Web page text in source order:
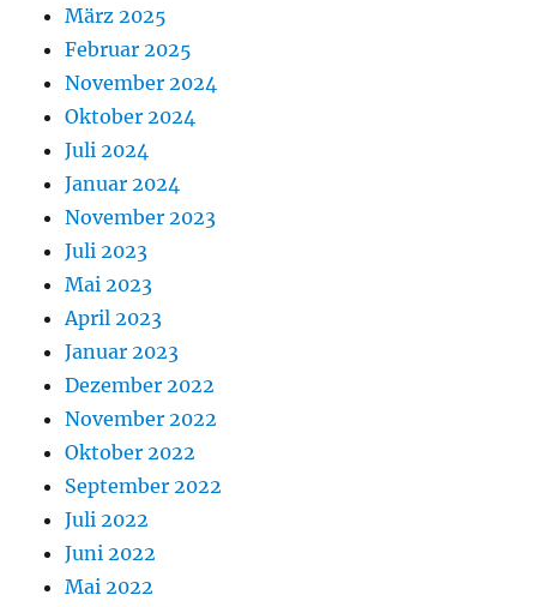
März 2025
Februar 2025
November 2024
Oktober 2024
Juli 2024
Januar 2024
November 2023
Juli 2023
Mai 2023
April 2023
Januar 2023
Dezember 2022
November 2022
Oktober 2022
September 2022
Juli 2022
Juni 2022
Mai 2022